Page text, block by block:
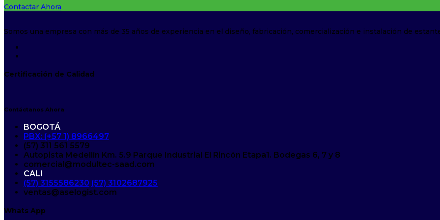
Contactar Ahora
Somos una empresa con más de 35 años de experiencia en el diseño, fabricación, comercialización e instalación de
Certificación de Calidad
Contáctanos Ahora
BOGOTÁ
PBX: (+57 1) 8966497
(57) 311 561 5579
Autopista Medellín Km. 5.9 Parque Industrial El Rincón Etapa1. Bodegas 6, 7 y 8
comercial@modultec-saad.com
CALI
(57) 3155586230 (57) 3102687925
ventas@aselogist.com
Whats App